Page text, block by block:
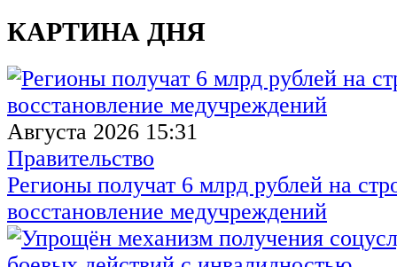
КАРТИНА ДНЯ
Августа 2026 15:31
Правительство
Регионы получат 6 млрд рублей на
восстановление медучреждений